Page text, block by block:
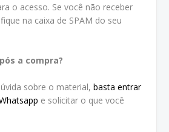
o acesso. Se você não receber
na caixa de SPAM do seu
a compra?
sobre o material, basta entrar
e solicitar o que você